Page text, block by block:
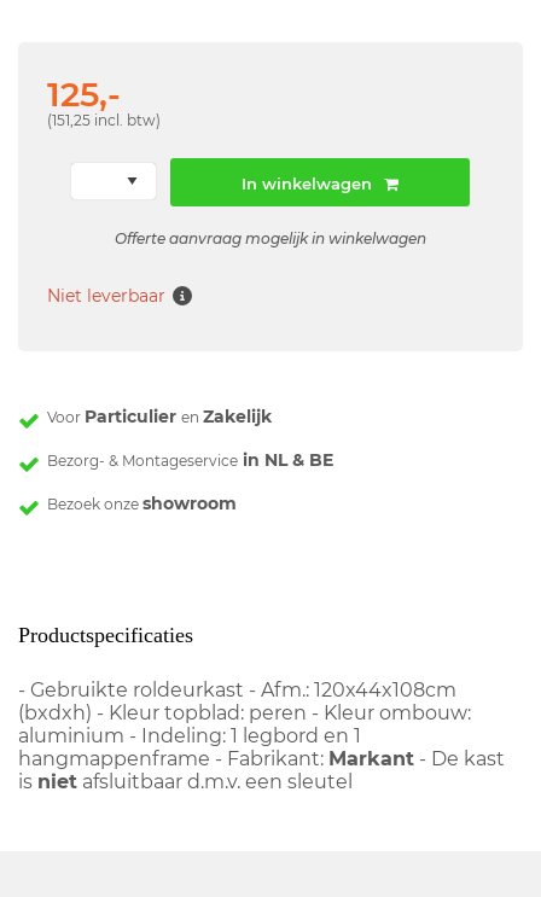
125,-
(151,25 incl. btw)
In winkelwagen
Offerte aanvraag mogelijk in winkelwagen
Niet leverbaar
Voor Particulier en Zakelijk
Bezorg- & Montageservice in NL & BE
Bezoek onze showroom
Productspecificaties
- Gebruikte roldeurkast - Afm.: 120x44x108cm
(bxdxh) - Kleur topblad: peren - Kleur ombouw:
aluminium - Indeling: 1 legbord en 1
hangmappenframe - Fabrikant: Markant - De kast
is niet afsluitbaar d.m.v. een sleutel